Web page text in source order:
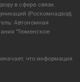
в сфере связи,
(Роскомнадзор),
Автономная
"Тюменское
что информация